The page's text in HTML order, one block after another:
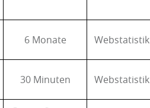
6 Monate Webstatistik
30 Minuten Webstatistik